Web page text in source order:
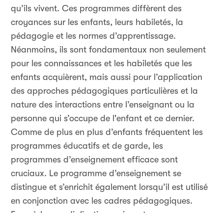
qu’ils vivent. Ces programmes diffèrent des
croyances sur les enfants, leurs habiletés, la
pédagogie et les normes d’apprentissage.
Néanmoins, ils sont fondamentaux non seulement
pour les connaissances et les habiletés que les
enfants acquièrent, mais aussi pour l’application
des approches pédagogiques particulières et la
nature des interactions entre l’enseignant ou la
personne qui s’occupe de l'enfant et ce dernier.
Comme de plus en plus d’enfants fréquentent les
programmes éducatifs et de garde, les
programmes d’enseignement efficace sont
cruciaux. Le programme d’enseignement se
distingue et s’enrichit également lorsqu’il est utilisé
en conjonction avec les cadres pédagogiques.